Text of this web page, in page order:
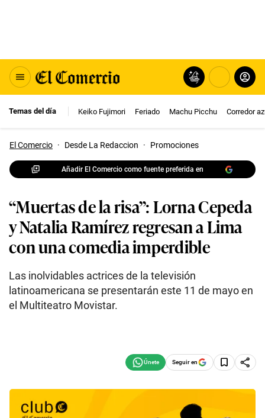
Temas del día Keiko Fujimori Feriado Machu Picchu Corredor
El Comercio · Desde La Redaccion · Promociones
Añadir El Comercio como fuente preferida en
“Muertas de la risa”: Lorna Cepeda
y Natalia Ramírez regresan a Lima
con una comedia imperdible
Las inolvidables actrices de la televisión
latinoamericana se presentarán este 11 de mayo en
el Multiteatro Movistar.
Seguir en